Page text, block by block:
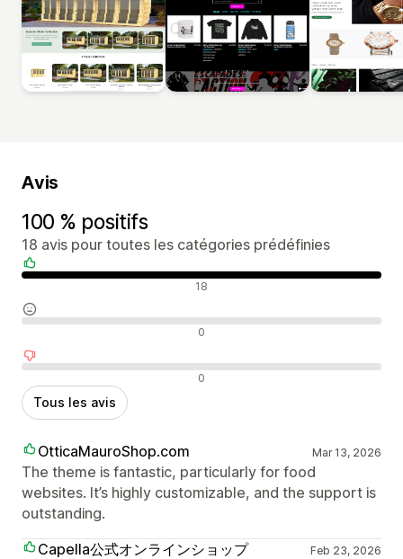
Avis
100 % positifs
18 avis pour toutes les catégories prédéfinies
Avis positifs 18
Avis neutres 0
Avis négatifs 0
Tous les avis
OtticaMauroShop.com Mar 13, 2026
The theme is fantastic, particularly for food
websites. It’s highly customizable, and the support is
outstanding.
Capella公式オンラインショップ
Feb 23, 2026